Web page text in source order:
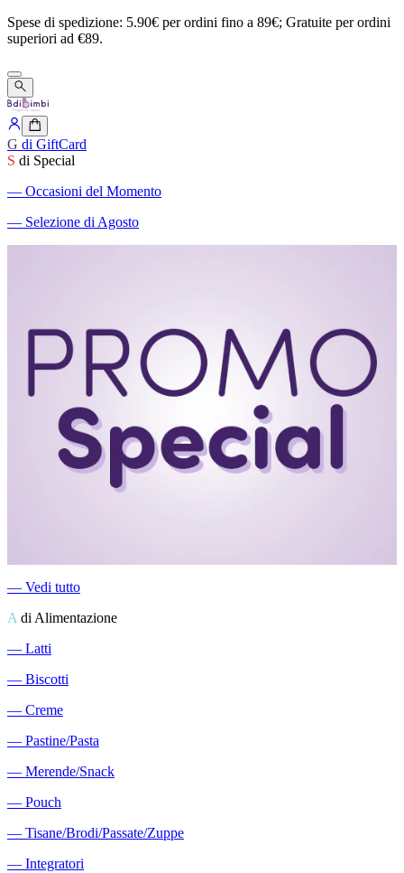
Spese di spedizione: 5.90€ perordini fino a 89€; Gratuite perordini
superiori ad €89.
G di GiftCard
S di Special
― Occasioni del Momento
― Selezione di Agosto
― Vedi tutto
A di Alimentazione
― Latti
― Biscotti
― Creme
― Pastine/Pasta
― Merende/Snack
― Pouch
― Tisane/Brodi/Passate/Zuppe
― Integratori